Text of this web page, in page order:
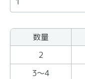
まとめ買いの商品
数量
2
3〜4